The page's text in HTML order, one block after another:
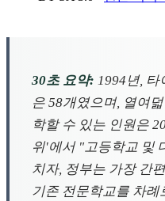
30초 요약: 1994년, 타
은 58개였으며, 열여
학할 수 있는 인원은
위'에서 "고등학교 및
치자, 정부는 가장 간
기존 전문학교를 차례